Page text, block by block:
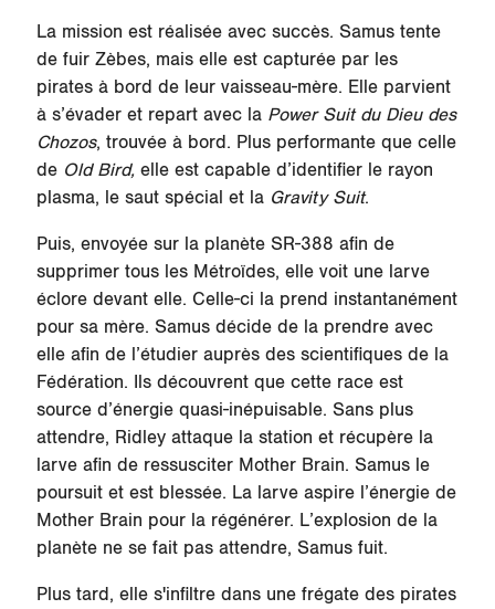
La mission est réalisée avec succès. Samus tente
de fuir Zèbes, mais elle est capturée par les
pirates à bord de leur vaisseau-mère. Elle parvient
à s’évader et repart avec la Power Suit du Dieu des
Chozos, trouvée à bord. Plus performante que celle
de Old Bird,elle est capable d’identifier le rayon
plasma, le saut spécial et la Gravity Suit.
Puis, envoyée sur la planète SR-388 afin de
supprimer tous les Métroïdes, elle voit une larve
éclore devant elle. Celle-ci la prend instantanément
pour sa mère. Samus décide de la prendre avec
elle afin de l’étudier auprès des scientifiques de la
Fédération. Ils découvrent que cette race est
source d’énergie quasi-inépuisable. Sans plus
attendre, Ridley attaque la station et récupère la
larve afin de ressusciter Mother Brain. Samus le
poursuit et est blessée. La larve aspire l’énergie de
Mother Brain pour la régénérer. L’explosion de la
planète ne se fait pas attendre, Samus fuit.
Plus tard, elle s'infiltre dans une frégate des pirates